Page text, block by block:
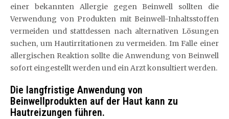
einer bekannten Allergie gegen Beinwell sollten die
Verwendung von Produkten mit Beinwell-Inhaltsstoffen
vermeiden und stattdessen nach alternativen Lösungen
suchen, um Hautirritationen zu vermeiden. Im Falle einer
allergischen Reaktion sollte die Anwendung von Beinwell
sofort eingestellt werden und ein Arzt konsultiert werden.
Die langfristige Anwendung von
Beinwellprodukten auf der Haut kann zu
Hautreizungen führen.